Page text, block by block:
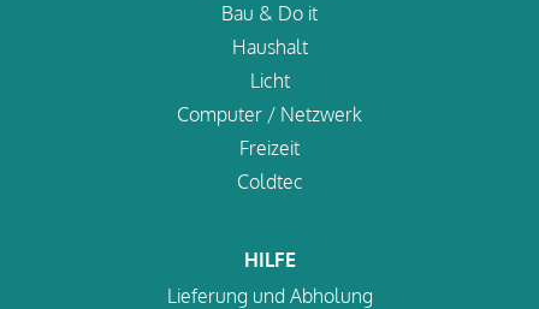
Bau & Do it
Haushalt
Licht
Computer / Netzwerk
Freizeit
Coldtec
HILFE
Lieferung und Abholung